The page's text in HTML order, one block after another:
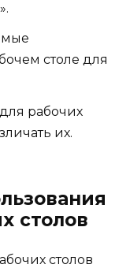
столе для
рабочих
их.
столов
столов